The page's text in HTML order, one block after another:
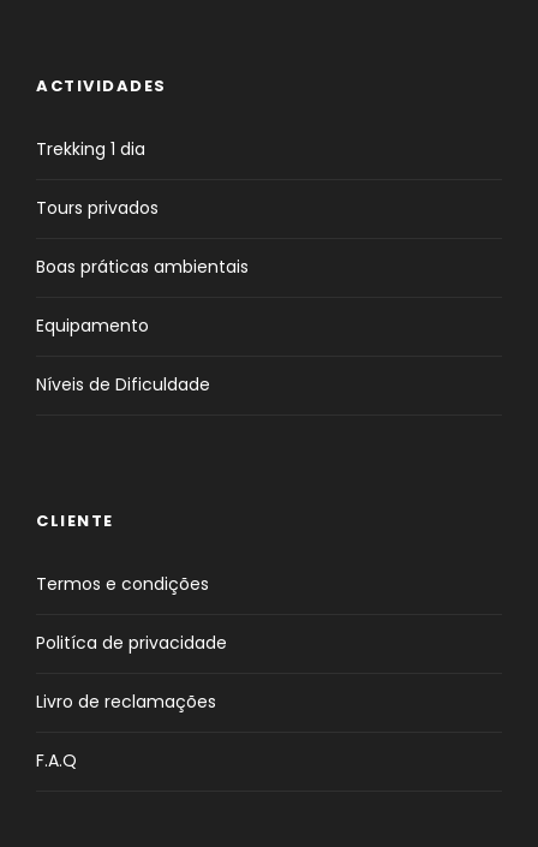
ACTIVIDADES
Trekking 1 dia
Tours privados
Boas práticas ambientais
Equipamento
Níveis de Dificuldade
CLIENTE
Termos e condições
Politíca de privacidade
Livro de reclamações
F.A.Q